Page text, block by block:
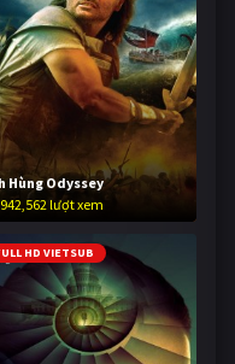
Hùng Odyssey
lượt xem
HD VIETSUB